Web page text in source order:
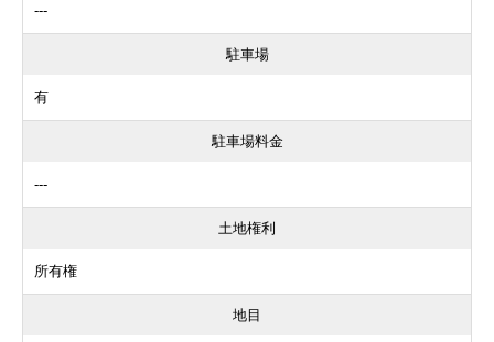
---
駐車場
有
駐車場料金
---
土地権利
所有権
地目